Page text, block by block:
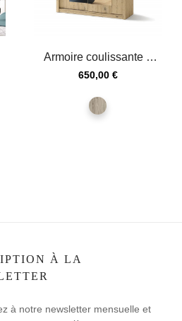
Armoire coulissante 2
portes IDEA-02 chêne
Prix
650,00 €
chêne
san
À LA
à notre newsletter mensuelle et